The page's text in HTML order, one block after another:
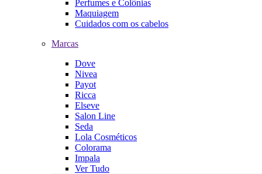
Perfumes e Colônias
Maquiagem
Cuidados com os cabelos
Marcas
Dove
Nivea
Payot
Ricca
Elseve
Salon Line
Seda
Lola Cosméticos
Colorama
Impala
Ver Tudo